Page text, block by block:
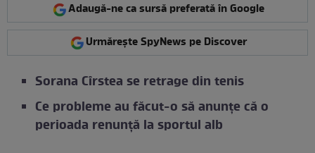
Adaugă-ne ca sursă preferată în Google
Urmărește SpyNews pe Discover
Sorana Cîrstea se retrage din tenis
Ce probleme au făcut-o să anunțe că o
perioada renunță la sportul alb